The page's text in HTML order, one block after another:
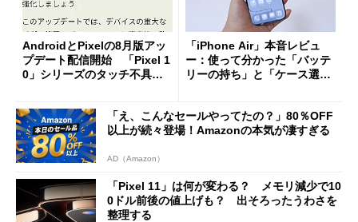
AndroidとPixelの8月版アッ
プデート配信開始 「Pixel 1
0」シリーズのタッチ不具合
「iPhone Air」本音レビュ
ー：使って分かった「バッテ
リーの持ち」と「ケース選
「え、こんなセールやってたの？」80％OFF
以上が続々登場！Amazonの本気が凄すぎる
AD（Amazon）
「Pixel 11」は何が変わる？ メモリ減少で10
0ドル前後の値上げも？ 出そろったうわさを
整理する